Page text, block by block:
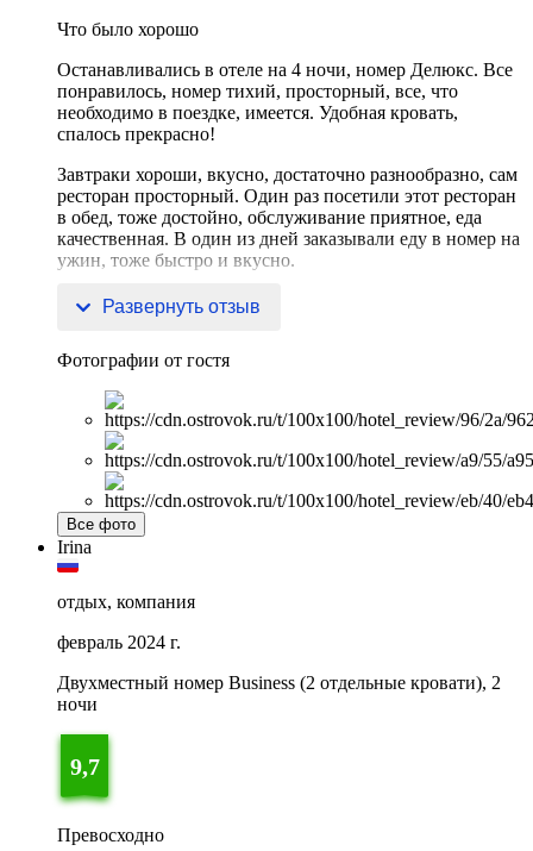
Что было хорошо
Останавливались в отеле на 4 ночи, номер Делюкс. Все
понравилось, номер тихий, просторный, все, что
необходимо в поездке, имеется. Удобная кровать,
спалось прекрасно!
Завтраки хороши, вкусно, достаточно разнообразно, сам
ресторан просторный. Один раз посетили этот ресторан
в обед, тоже достойно, обслуживание приятное, еда
качественная. В один из дней заказывали еду в номер на
ужин, тоже быстро и вкусно.
Приятное впечатление оставил персонал о
Развернуть отзыв
Фотографии от гостя
Все фото
Irina
отдых, компания
февраль 2024 г.
Двухместный номер Business (2 отдельные кровати), 2
ночи
9,7
Превосходно